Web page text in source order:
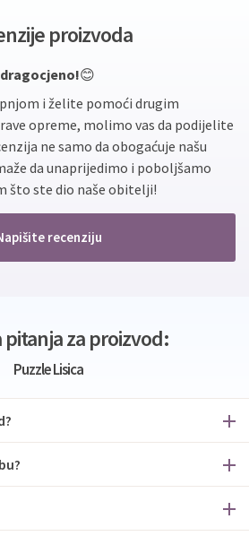
proizvoda
😊
i želite pomoći drugim
opreme, molimo vas da podijelite
ne samo da obogaćuje našu
da unaprijedimo i poboljšamo
što ste dio naše obitelji!
recenziju
pitanja za proizvod:
Puzzle Lisica